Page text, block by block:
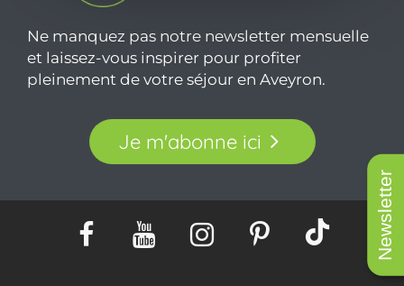
Newsletter
Ne manquez pas notre newsletter mensuelle
et laissez-vous inspirer pour profiter
pleinement de votre séjour en Aveyron.
Je m'abonne ici